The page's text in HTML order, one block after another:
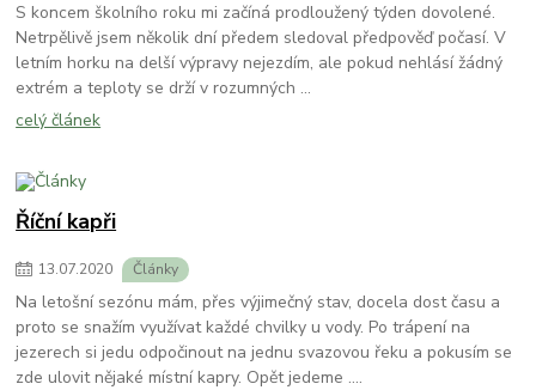
S koncem školního roku mi začíná prodloužený týden dovolené.
Netrpělivě jsem několik dní předem sledoval předpověď počasí. V
letním horku na delší výpravy nejezdím, ale pokud nehlásí žádný
extrém a teploty se drží v rozumných ...
celý článek
Říční kapři
13.07.2020 Články
Na letošní sezónu mám, přes výjimečný stav, docela dost času a
proto se snažím využívat každé chvilky u vody. Po trápení na
jezerech si jedu odpočinout na jednu svazovou řeku a pokusím se
zde ulovit nějaké místní kapry. Opět jedeme ....